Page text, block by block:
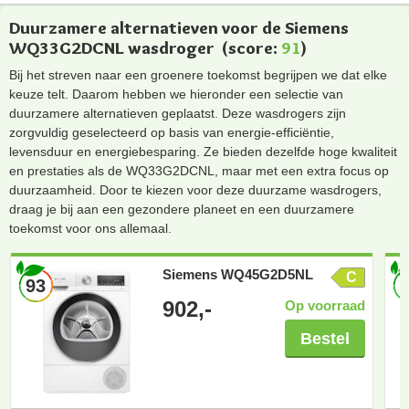
Duurzamere alternatieven voor de Siemens
WQ33G2DCNL wasdroger (score: 91)
Bij het streven naar een groenere toekomst begrijpen we dat elke
keuze telt. Daarom hebben we hieronder een selectie van
duurzamere alternatieven geplaatst. Deze wasdrogers zijn
zorgvuldig geselecteerd op basis van energie-efficiëntie,
levensduur en energiebesparing. Ze bieden dezelfde hoge kwaliteit
en prestaties als de WQ33G2DCNL, maar met een extra focus op
duurzaamheid. Door te kiezen voor deze duurzame wasdrogers,
draag je bij aan een gezondere planeet en een duurzamere
toekomst voor ons allemaal.
93
Siemens WQ45G2D5NL C
902,- Op voorraad
Bestel